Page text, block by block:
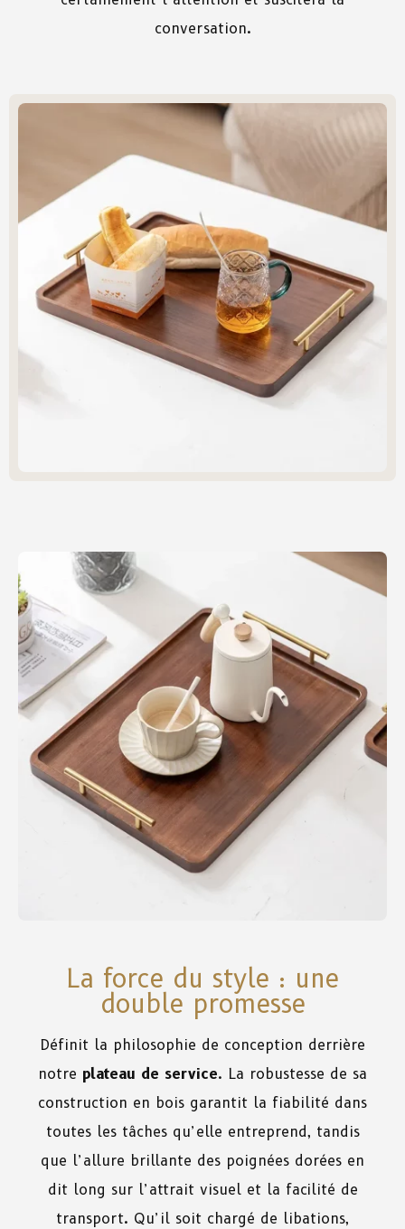
conversation.
La force du style : une
double promesse
Définit la philosophie de conception derrière
notre plateau de service. La robustesse de sa
construction en bois garantit la fiabilité dans
toutes les tâches qu’elle entreprend, tandis
que l’allure brillante des poignées dorées en
dit long sur l’attrait visuel et la facilité de
transport. Qu’il soit chargé de libations,